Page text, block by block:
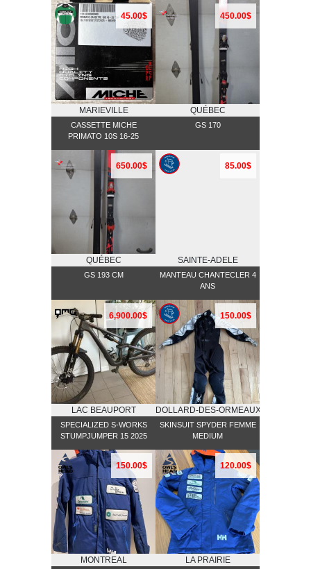
CONDITION
45.00$
MARIEVILLE
CASSETTE MICHE
PRIMATO 10S 16-25
450.00$
QUÉBEC
GS 170
650.00$
QUÉBEC
GS 193 CM
85.00$
SAINTE-ADELE
MANTEAU CHANTECLER 4
ANS
6,900.00$
LAC BEAUPORT
SPECIALIZED S-WORKS
STUMPJUMPER 15 2025
150.00$
DOLLARD-DES-ORMEAUX
SKINSUIT SPYDER FEMME
MEDIUM
150.00$
MONTREAL
120.00$
LA PRAIRIE